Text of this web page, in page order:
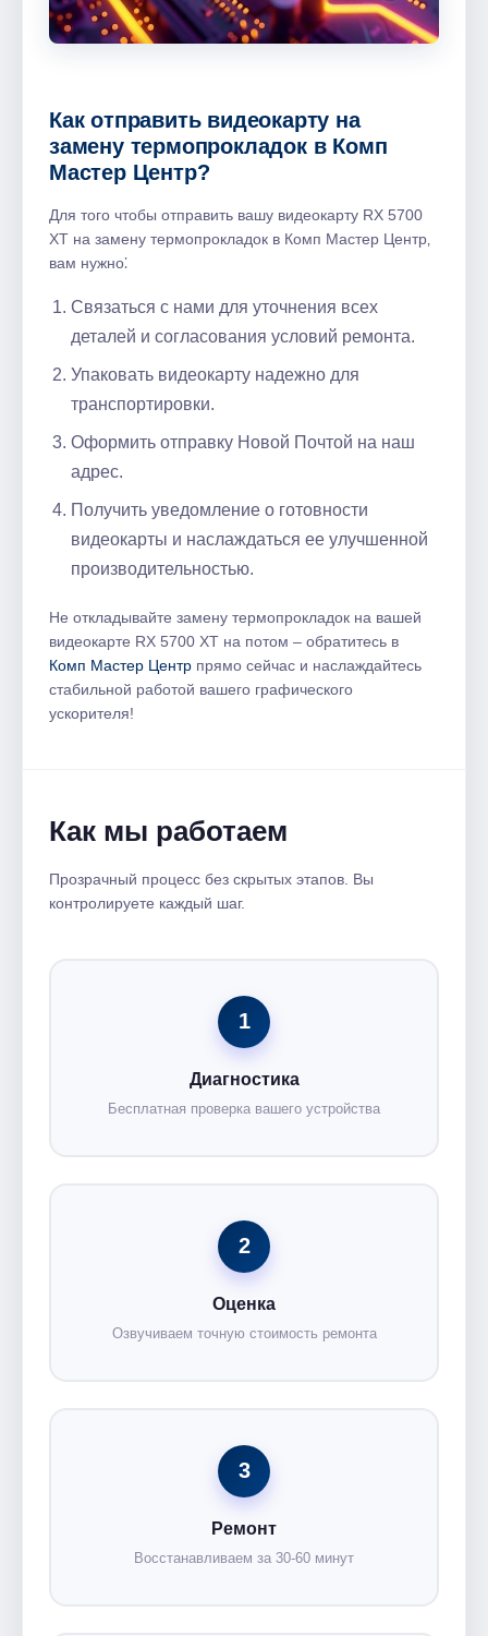
Как отправить видеокарту на
замену термопрокладок в Комп
Мастер Центр?
Для того чтобы отправить вашу видеокарту RX 5700
XT на замену термопрокладок в Комп Мастер Центр‚
вам нужно⁚
Связаться с нами для уточнения всех
деталей и согласования условий ремонта.
Упаковать видеокарту надежно для
транспортировки.
Оформить отправку Новой Почтой на наш
адрес.
Получить уведомление о готовности
видеокарты и наслаждаться ее улучшенной
производительностью.
Не откладывайте замену термопрокладок на вашей
видеокарте RX 5700 XT на потом – обратитесь в
Комп Мастер Центр прямо сейчас и наслаждайтесь
стабильной работой вашего графического
ускорителя!
Как мы работаем
Прозрачный процесс без скрытых этапов. Вы
контролируете каждый шаг.
1
Диагностика
Бесплатная проверка вашего устройства
2
Оценка
Озвучиваем точную стоимость ремонта
3
Ремонт
Восстанавливаем за 30-60 минут